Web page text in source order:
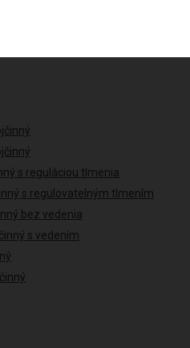
s reguláciou tlmenia
s regulovatelným tlmením
bez vedenia
s vedením